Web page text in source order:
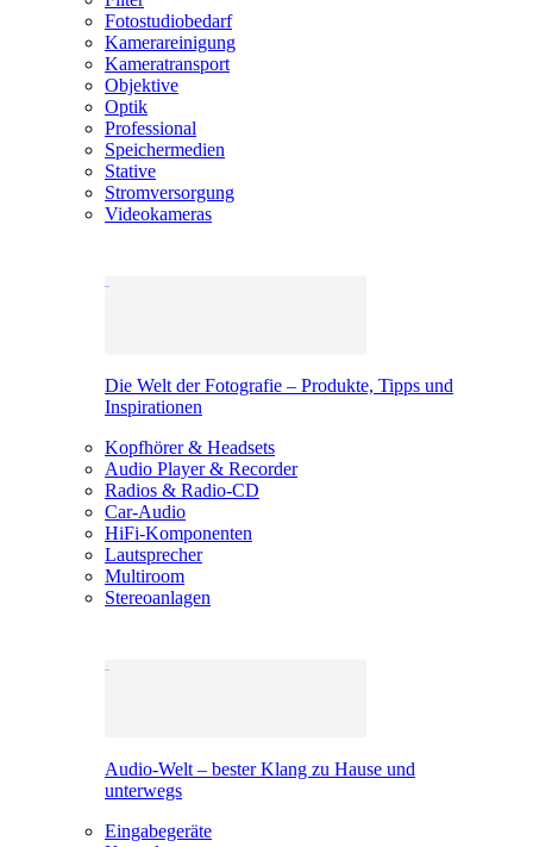
Fotostudiobedarf
Kamerareinigung
Kameratransport
Objektive
Optik
Professional
Speichermedien
Stative
Stromversorgung
Videokameras
Die Welt der Fotografie – Produkte, Tipps und
Inspirationen
Kopfhörer & Headsets
Audio Player & Recorder
Radios & Radio-CD
Car-Audio
HiFi-Komponenten
Lautsprecher
Multiroom
Stereoanlagen
Audio-Welt – bester Klang zu Hause und
unterwegs
Eingabegeräte